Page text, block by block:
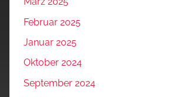
Februar 2025
Januar 2025
Oktober 2024
September 2024